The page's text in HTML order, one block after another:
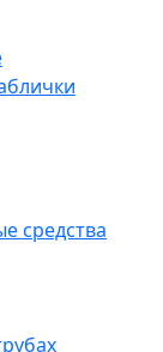
средства